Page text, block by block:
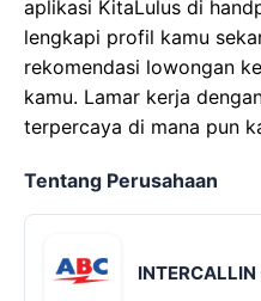
aplikasi KitaLulus di
lengkapi profil kamu
rekomendasi lowongan
kamu. Lamar kerja
terpercaya di mana pun
Tentang Perusahaan